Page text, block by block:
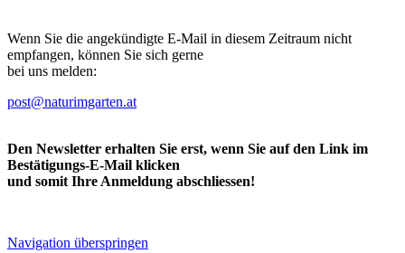
Wenn Sie die angekündigte E-Mail in diesem Zeitraum nicht
empfangen, können Sie sich gerne
bei uns melden:
post@naturimgarten.at
Den Newsletter erhalten Sie erst, wenn Sie auf den Link im
Bestätigungs-E-Mail klicken
und somit Ihre Anmeldung abschliessen!
Navigation überspringen